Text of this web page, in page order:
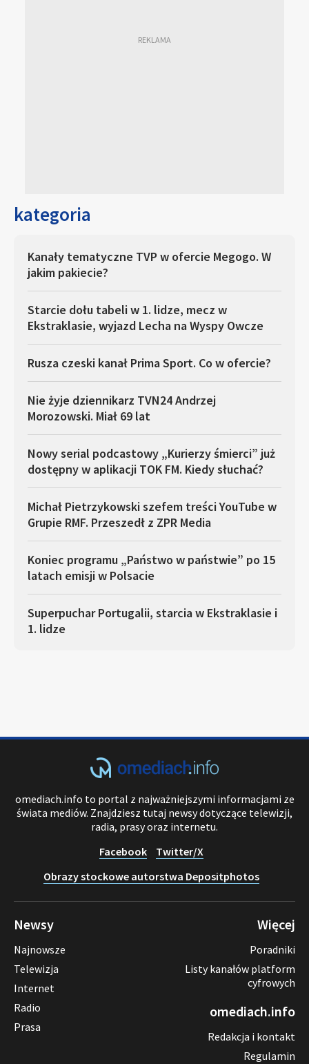
kategoria
Kanały tematyczne TVP w ofercie Megogo. W
jakim pakiecie?
Starcie dołu tabeli w 1. lidze, mecz w
Ekstraklasie, wyjazd Lecha na Wyspy Owcze
Rusza czeski kanał Prima Sport. Co w ofercie?
Nie żyje dziennikarz TVN24 Andrzej
Morozowski. Miał 69 lat
Nowy serial podcastowy „Kurierzy śmierci” już
dostępny w aplikacji TOK FM. Kiedy słuchać?
Michał Pietrzykowski szefem treści YouTube w
Grupie RMF. Przeszedł z ZPR Media
Koniec programu „Państwo w państwie” po 15
latach emisji w Polsacie
Superpuchar Portugalii, starcia w Ekstraklasie i
1. lidze
omediach.info to portal z najważniejszymi informacjami ze
świata mediów. Znajdziesz tutaj newsy dotyczące telewizji,
radia, prasy oraz internetu.
Facebook
Twitter/X
Obrazy stockowe autorstwa Depositphotos
Newsy
Najnowsze
Telewizja
Internet
Radio
Prasa
Więcej
Poradniki
Listy kanałów platform
cyfrowych
omediach.info
Redakcja i kontakt
Regulamin